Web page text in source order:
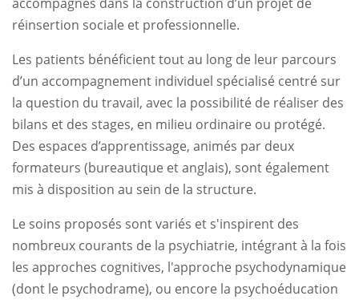
réinsertion sociale et professionnelle.
Les patients bénéficient tout au long de leur parcours
d’un accompagnement individuel spécialisé centré sur
la question du travail, avec la possibilité de réaliser des
bilans et des stages, en milieu ordinaire ou protégé.
Des espaces d’apprentissage, animés par deux
formateurs (bureautique et anglais), sont également
mis à disposition au sein de la structure.
Le soins proposés sont variés et s'inspirent des
nombreux courants de la psychiatrie, intégrant à la fois
les approches cognitives, l'approche psychodynamique
(dont le psychodrame), ou encore la psychoéducation